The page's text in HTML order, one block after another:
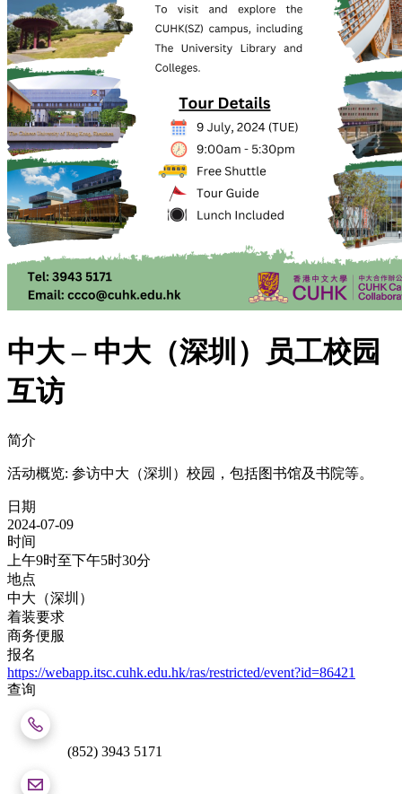
中大 – 中大（深圳）员⼯校园
互访
简介
活动概览: 参访中大（深圳）校园，包括图书馆及书院等。
日期
2024-07-09
时间
上午9时至下午5时30分
地点
中大（深圳）
着装要求
商务便服
报名
https://webapp.itsc.cuhk.edu.hk/ras/restricted/event?id=86421
查询
(852) 3943 5171